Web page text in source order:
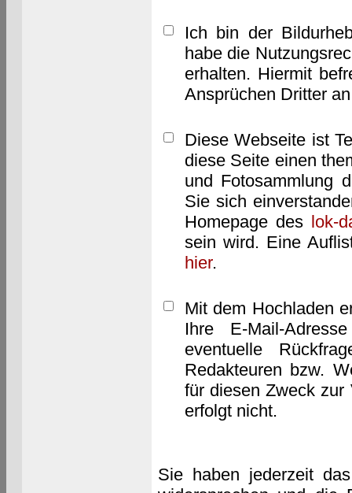
Ich bin der
habe die
erhalten. Hiermit
Ansprüchen Dritter
Diese Webseite ist
diese Seite einen
und Fotosammlung
Sie sich
Homepage des lok-
sein wird. Eine
hier.
Mit dem Hochladen
Ihre E-Mail-
eventuelle
Redakteuren bzw.
für diesen Zweck zur
erfolgt nicht.
Sie haben jederzeit